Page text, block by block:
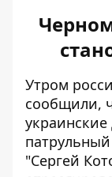
Утром
сообщили,
"Сергей